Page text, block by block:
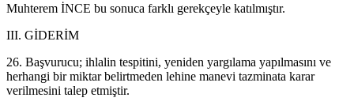
Muhterem İNCE bu sonuca farklı gerekçeyle katılmıştır.
III. GİDERİM
26. Başvurucu; ihlalin tespitini, yeniden yargılama yapılmasını ve
herhangi bir miktar belirtmeden lehine manevi tazminata karar
verilmesini talep etmiştir.